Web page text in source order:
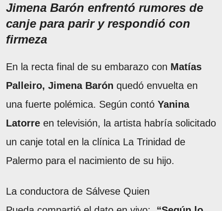
Jimena Barón enfrentó rumores de
canje para parir y respondió con
firmeza
En la recta final de su embarazo con Matías
Palleiro, Jimena Barón quedó envuelta en
una fuerte polémica. Según contó Yanina
Latorre en televisión, la artista habría solicitado
un canje total en la clínica La Trinidad de
Palermo para el nacimiento de su hijo.
La conductora de Sálvese Quien